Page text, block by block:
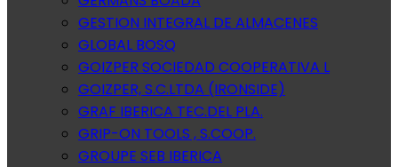
GESTION INTEGRAL DE ALMACENES
GLOBAL BOSQ
GOIZPER SOCIEDAD COOPERATIVA L
GOIZPER, S.C.LTDA (IRONSIDE)
GRAF IBERICA TEC.DEL PLA.
GRIP-ON TOOLS , S.COOP.
GROUPE SEB IBERICA